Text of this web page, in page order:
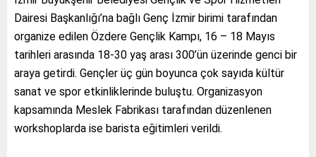
Dairesi Başkanlığı’na bağlı Genç İzmir birimi tarafından
organize edilen Özdere Gençlik Kampı, 16 – 18 Mayıs
tarihleri arasında 18-30 yaş arası 300’ün üzerinde genci bir
araya getirdi. Gençler üç gün boyunca çok sayıda kültür
sanat ve spor etkinliklerinde buluştu. Organizasyon
kapsamında Meslek Fabrikası tarafından düzenlenen
workshoplarda ise barista eğitimleri verildi.